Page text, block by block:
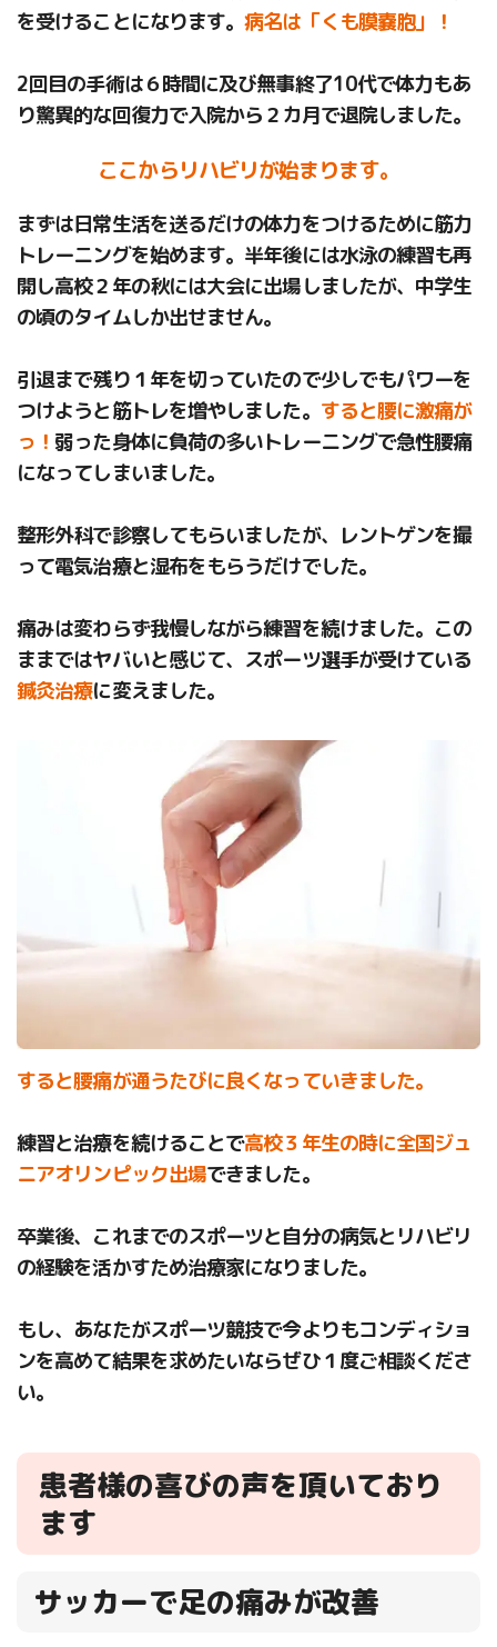
を受けることになります。病名は「くも膜嚢胞」！
2回目の手術は６時間に及び無事終了10代で体力もあ
り驚異的な回復力で入院から２カ月で退院しました。
ここからリハビリが始まります。
まずは日常生活を送るだけの体力をつけるために筋力
トレーニングを始めます。半年後には水泳の練習も再
開し高校２年の秋には大会に出場しましたが、中学生
の頃のタイムしか出せません。
引退まで残り１年を切っていたので少しでもパワーを
つけようと筋トレを増やしました。 すると腰に激痛が
っ！ 弱った身体に負荷の多いトレーニングで急性腰痛
になってしまいました。
整形外科で診察してもらいましたが、レントゲンを撮
って電気治療と湿布をもらうだけでした。
痛みは変わらず我慢しながら練習を続けました。この
ままではヤバいと感じて、スポーツ選手が受けている
鍼灸治療に変えました。
すると腰痛が通うたびに良くなっていきました。
練習と治療を続けることで高校３年生の時に全国ジュ
ニアオリンピック出場できました。
卒業後、これまでのスポーツと自分の病気とリハビリ
の経験を活かすため治療家になりました。
もし、あなたがスポーツ競技で今よりもコンディショ
ンを高めて結果を求めたいならぜひ１度ご相談くださ
い。
患者様の喜びの声を頂いており
ます
サッカーで足の痛みが改善